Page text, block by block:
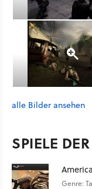
alle Bilder ansehen
SPIELE
Genre: